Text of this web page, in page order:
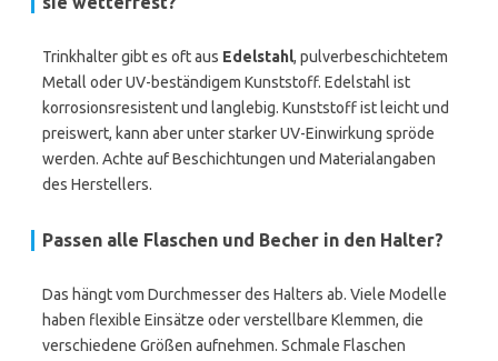
Trinkhalter gibt es oft aus Edelstahl, pulverbeschichtetem
Metall oder UV-beständigem Kunststoff. Edelstahl ist
korrosionsresistent und langlebig. Kunststoff ist leicht und
preiswert, kann aber unter starker UV-Einwirkung spröde
werden. Achte auf Beschichtungen und Materialangaben
des Herstellers.
Passen alle Flaschen und Becher in den Halter?
Das hängt vom Durchmesser des Halters ab. Viele Modelle
haben flexible Einsätze oder verstellbare Klemmen, die
verschiedene Größen aufnehmen. Schmale Flaschen